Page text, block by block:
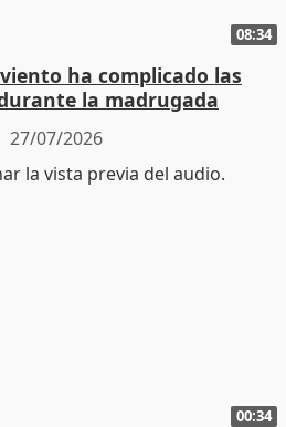
08:34
ha complicado las
la madrugada
27/07/2026
00:34